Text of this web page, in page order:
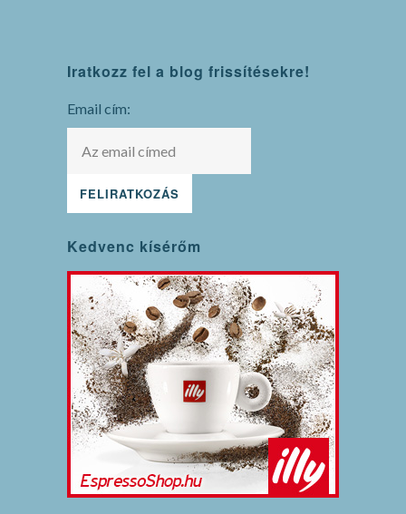
Iratkozz fel a blog frissítésekre!
Email cím:
Kedvenc kísérőm